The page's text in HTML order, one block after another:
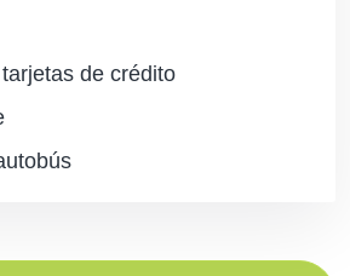
de crédito